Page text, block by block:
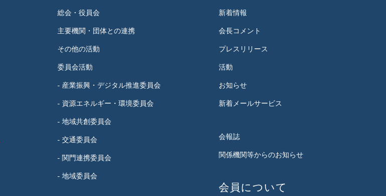
総会・役員会
主要機関・団体との連携
その他の活動
委員会活動
- 産業振興・デジタル推進委員会
- 資源エネルギー・環境委員会
- 地域共創委員会
- 交通委員会
- 関門連携委員会
- 地域委員会
新着情報
会長コメント
プレスリリース
活動
お知らせ
新着メールサービス
会報誌
関係機関等からのお知らせ
会員について